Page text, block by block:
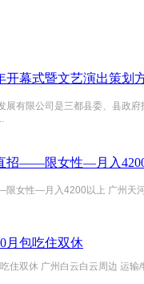
开幕式暨文艺演出策划
展有限公司是三都县委、县政
招——限女性—月入
女性—月入4200以上 广州天
月包吃住双休
住双休 广州白云白云周边 运